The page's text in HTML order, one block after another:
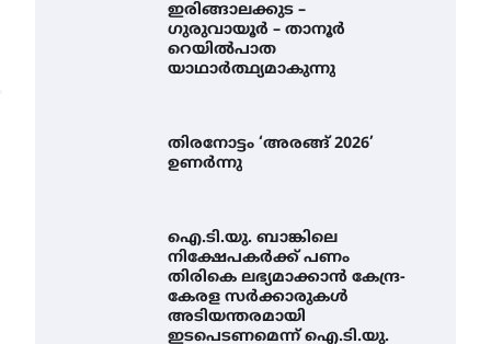
ഇരിങ്ങാലക്കുട –
ഗുരുവായൂർ – താനൂർ
റെയിൽപാത
യാഥാർത്ഥ്യമാകുന്നു
തിരനോട്ടം ‘അരങ്ങ് 2026’
ഉണർന്നു
ഐ.ടി.യു. ബാങ്കിലെ
നിക്ഷേപകർക്ക് പണം
തിരികെ ലഭ്യമാക്കാൻ കേന്ദ്ര-
കേരള സർക്കാരുകൾ
അടിയന്തരമായി
ഇടപെടണമെന്ന് ഐ.ടി.യു.